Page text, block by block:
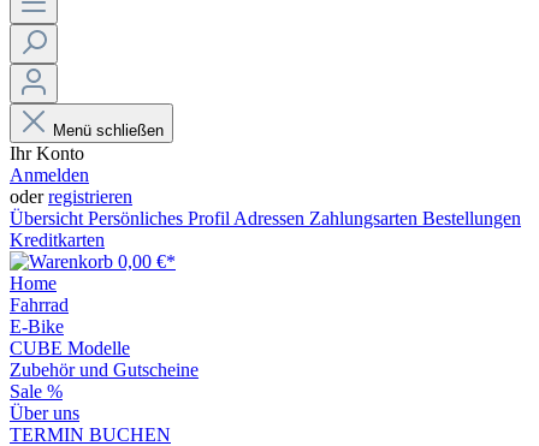
Menü schließen
Ihr Konto
Anmelden
oderregistrieren
Übersicht Persönliches Profil Adressen Zahlungsarten Bestellungen
Kreditkarten
0,00 €*
Home
Fahrrad
E-Bike
CUBE Modelle
Zubehör und Gutscheine
Sale %
Über uns
TERMIN BUCHEN